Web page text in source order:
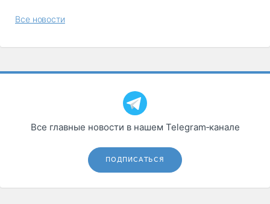
Все новости
Все главные новости в нашем Telegram‑канале
ПОДПИСАТЬСЯ